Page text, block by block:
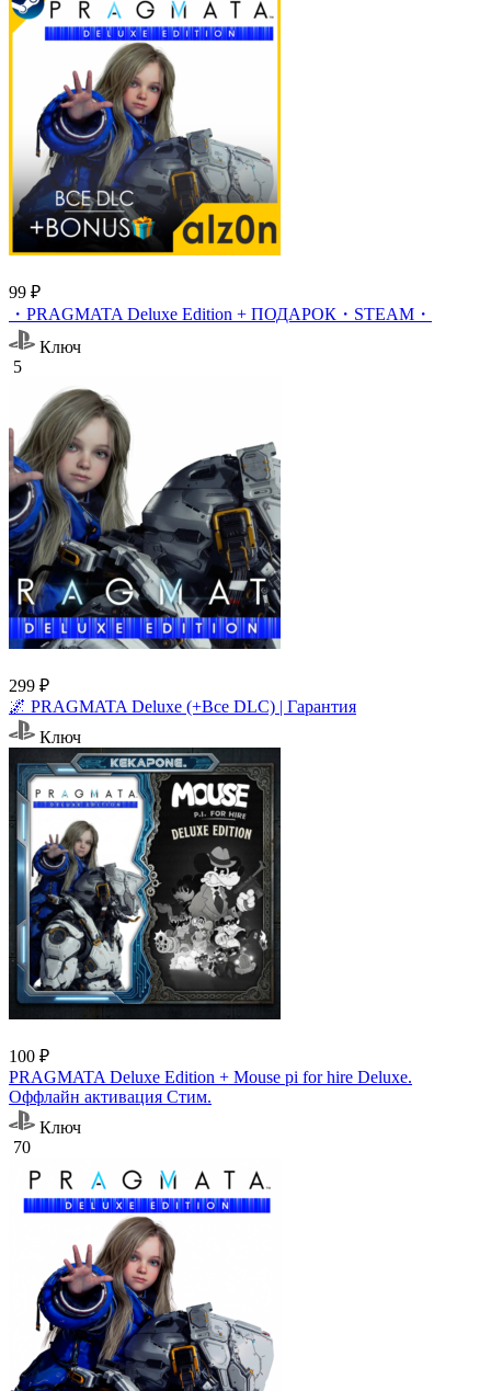
99 ₽
・PRAGMATA Deluxe Edition + ПОДАРОК・STEAM・
Ключ
5
299 ₽
🌌 PRAGMATA Deluxe (+Все DLC) | Гарантия
Ключ
100 ₽
PRAGMATA Deluxe Edition + Mouse pi for hire Deluxe.
Оффлайн активация Cтим.
Ключ
70